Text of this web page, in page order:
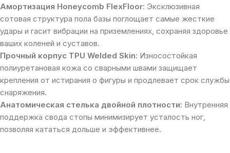
Амортизация Honeycomb FlexFloor: Эксклюзивная
сотовая структура пола базы поглощает самые жесткие
удары и гасит вибрации на приземлениях, сохраняя здоровье
ваших коленей и суставов.
Прочный корпус TPU Welded Skin: Износостойкая
полиуретановая кожа со сварными швами защищает
крепления от истирания о фигуры и продлевает срок службы
снаряжения.
Анатомическая стелька двойной плотности: Внутренняя
поддержка свода стопы минимизирует усталость ног,
позволяя кататься дольше и эффективнее.